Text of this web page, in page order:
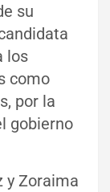
su
los
como
por la
gobierno
y Zoraima